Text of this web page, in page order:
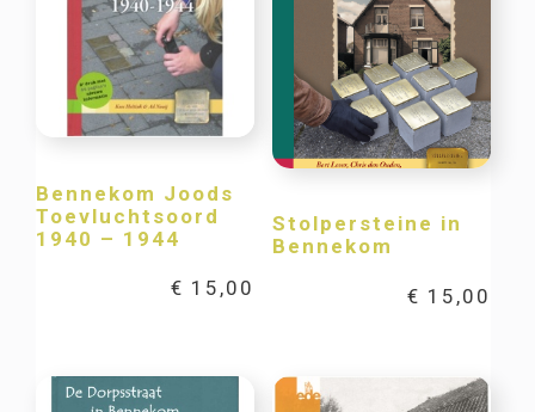
Bennekom Joods
Toevluchtsoord
1940 – 1944
€ 15,00
Stolpersteine in
Bennekom
€ 15,00